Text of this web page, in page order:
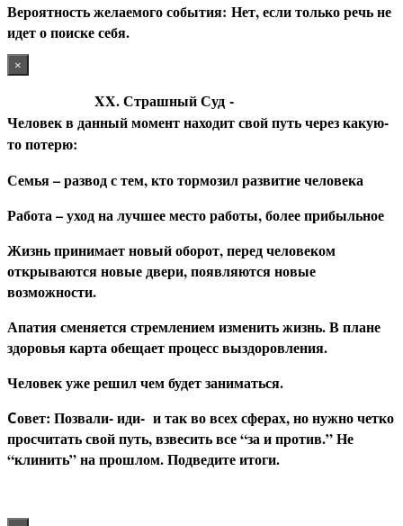
Вероятность желаемого события: Нет, если только речь не
идет о поиске себя.
×
XX. Страшный Суд -
Человек в данный момент находит свой путь через какую-
то потерю:
Семья – развод с тем, кто тормозил развитие человека
Работа – уход на лучшее место работы, более прибыльное
Жизнь принимает новый оборот, перед человеком
открываются новые двери, появляются новые
возможности.
Апатия сменяется стремлением изменить жизнь. В плане
здоровья карта обещает процесс выздоровления.
Человек уже решил чем будет заниматься.
Совет: Позвали- иди- и так во всех сферах, но нужно четко
просчитать свой путь, взвесить все “за и против.” Не
“клинить” на прошлом. Подведите итоги.